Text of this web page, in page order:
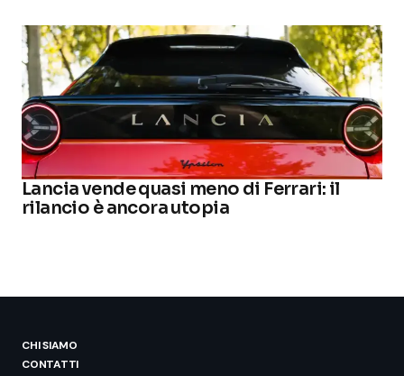
Lancia vende quasi meno di Ferrari: il
rilancio è ancora utopia
CHI SIAMO
CONTATTI